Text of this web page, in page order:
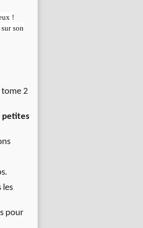
!
son
2
petites
les
pour